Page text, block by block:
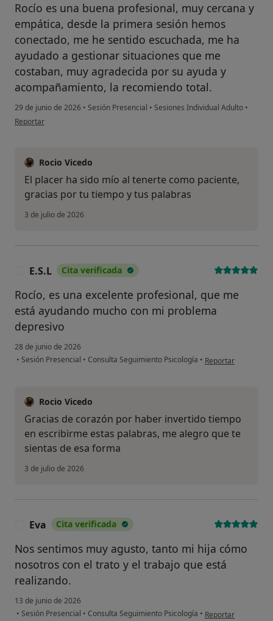
Rocío es una buena profesional, muy cercana y
empática, desde la primera sesión hemos
conectado, me he sentido escuchada, me ha
ayudado a gestionar situaciones que me
costaban, muy agradecida por su ayuda y
acompañamiento, la recomiendo total.
29 de junio de 2026 • Sesión Presencial • Sesiones Individual Adulto •
en opinión del usuario T.S
Reportar
Rocio Vicedo
El placer ha sido mío al tenerte como paciente,
gracias por tu tiempo y tus palabras
3 de julio de 2026
E.S.L Cita verificada
Rocío, es una excelente profesional, que me
está ayudando mucho con mi problema
depresivo
28 de junio de 2026
• Sesión Presencial • Consulta Seguimiento Psicología • en opinión del
Reportar
Rocio Vicedo
Gracias de corazón por haber invertido tiempo
en escribirme estas palabras, me alegro que te
sientas de esa forma
3 de julio de 2026
Eva Cita verificada
Nos sentimos muy agusto, tanto mi hija cómo
nosotros con el trato y el trabajo que está
realizando.
13 de junio de 2026
• Sesión Presencial • Consulta Seguimiento Psicología • en opinión del
Reportar